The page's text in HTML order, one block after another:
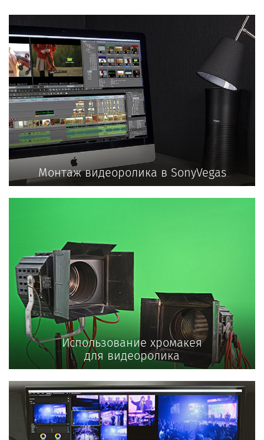
Монтаж видеоролика в SonyVegas
Использование хромакея
для видеоролика